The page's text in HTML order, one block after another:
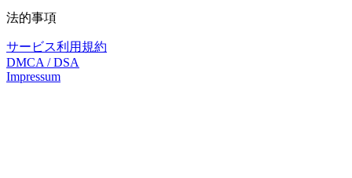
法的事項
サービス利用規約
DMCA / DSA
Impressum